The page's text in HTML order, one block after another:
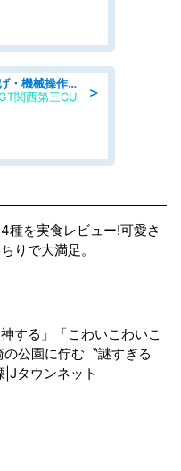
＞
産業用機器・製品の巻き上げ・機械操作・材料補充/寮完備/日勤/日払い/工場・製造
関西第三CU
種を実食レビュー!可愛さ
りで大満足。
する」「こわいこわいこ
公園に佇む〝謎すぎる
|Jタウンネット